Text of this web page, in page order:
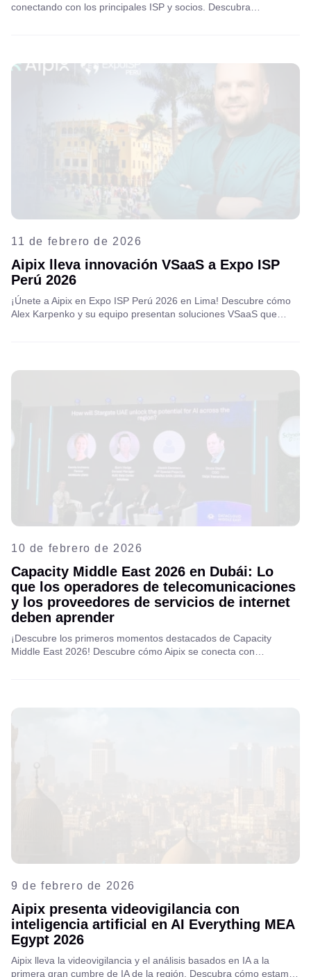
conectando con los principales ISP y socios. Descubra
11 de febrero de 2026
Aipix lleva innovación VSaaS a Expo ISP
Perú 2026
¡Únete a Aipix en Expo ISP Perú 2026 en Lima! Descubre cómo
Alex Karpenko y su equipo presentan soluciones VSaaS que
10 de febrero de 2026
Capacity Middle East 2026 en Dubái: Lo
que los operadores de telecomunicaciones
y los proveedores de servicios de internet
deben aprender
¡Descubre los primeros momentos destacados de Capacity
Middle East 2026! Descubre cómo Aipix se conecta con
9 de febrero de 2026
Aipix presenta videovigilancia con
inteligencia artificial en AI Everything MEA
Egypt 2026
Aipix lleva la videovigilancia y el análisis basados en IA a la
primera gran cumbre de IA de la región. Descubra cómo estamos